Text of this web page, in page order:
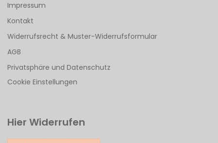
Impressum
Kontakt
Widerrufsrecht & Muster-Widerrufsformular
AGB
Privatsphäre und Datenschutz
Cookie Einstellungen
Hier Widerrufen